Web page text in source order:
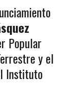
Popular
y el
Instituto